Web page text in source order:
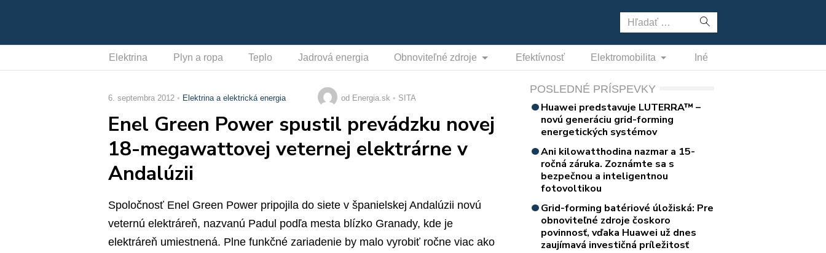
Hľadať:
Elektrina Plyn a ropa Teplo Jadrová energia Obnoviteľné zdroje Efektívnosť Elektromobilita Iné
6. septembra 2012 Elektrina a elektrická energia od Energia.sk SITA
Enel Green Power spustil prevádzku novej
18-megawattovej veternej elektrárne v
Andalúzii
Spoločnosť Enel Green Power pripojila do siete v španielskej Andalúzii novú
veternú elektráreň, nazvanú Padul podľa mesta blízko Granady, kde je
elektráreň umiestnená. Plne funkčné zariadenie by malo vyrobiť ročne viac ako
POSLEDNÉ PRÍSPEVKY
Huawei predstavuje LUTERRA™ –
novú generáciu grid-forming
energetických systémov
Ani kilowatthodina nazmar a 15-
ročná záruka. Zoznámte sa s
bezpečnou a inteligentnou
fotovoltikou
Grid-forming batériové úložiská: Pre
obnoviteľné zdroje čoskoro
povinnosť, vďaka Huawei už dnes
zaujímavá investičná príležitosť